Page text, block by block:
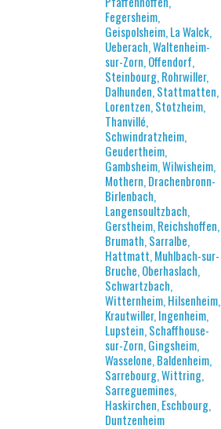
Fegersheim,
Geispolsheim, La Walck,
Ueberach, Waltenheim-
sur-Zorn, Offendorf,
Steinbourg, Rohrwiller,
Dalhunden, Stattmatten,
Lorentzen, Stotzheim,
Thanvillé,
Schwindratzheim,
Geudertheim,
Gambsheim, Wilwisheim,
Mothern, Drachenbronn-
Birlenbach,
Langensoultzbach,
Gerstheim, Reichshoffen,
Brumath, Sarralbe,
Hattmatt, Muhlbach-sur-
Bruche, Oberhaslach,
Schwartzbach,
Witternheim, Hilsenheim,
Krautwiller, Ingenheim,
Lupstein, Schaffhouse-
sur-Zorn, Gingsheim,
Wasselone, Baldenheim,
Sarrebourg, Wittring,
Sarreguemines,
Haskirchen, Eschbourg,
Duntzenheim